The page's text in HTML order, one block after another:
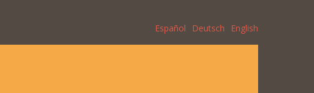
Español Deutsch English